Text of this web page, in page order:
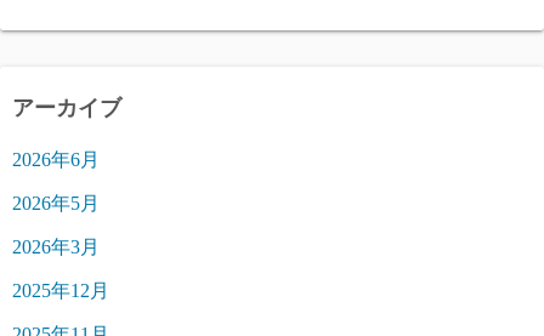
アーカイブ
2026年6月
2026年5月
2026年3月
2025年12月